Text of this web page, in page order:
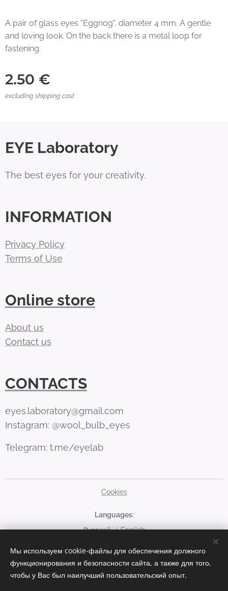
A pair of glass eyes "Eggnog", diameter 4 mm. A gentle
and loving look. On the back there is a metal loop for
fastening.
2.50 €
excluding shipping cost
EYE Laboratory
The best eyes for your creativity.
INFORMATION
Privacy Policy
Terms of Use
Online store
About us
Contact us
CONTACTS
eyes.laboratory@gmail.com
Instagram: @wool_bulb_eyes
Telegram: t.me/eyelab
Cookies
Languages
Русский
English
Currency
EUR €
RUB руб USD $
Мы используем cookie-файлы для обеспечения должного
функционирования и безопасности сайта, а также для того,
чтобы у Вас был наилучший пользовательский опыт.